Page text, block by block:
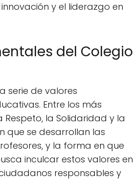
y el liderazgo en
del Colegio
serie de valores
Entre los más
la Solidaridad y la
que se desarrollan las
y la forma en que
inculcar estos valores en
responsables y